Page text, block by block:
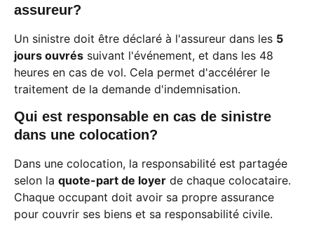
assureur?
Un sinistre doit être déclaré à l'assureur dans les 5
jours ouvrés suivant l'événement, et dans les 48
heures en cas de vol. Cela permet d'accélérer le
traitement de la demande d'indemnisation.
Qui est responsable en cas de sinistre
dans une colocation?
Dans une colocation, la responsabilité est partagée
selon la quote-part de loyer de chaque colocataire.
Chaque occupant doit avoir sa propre assurance
pour couvrir ses biens et sa responsabilité civile.